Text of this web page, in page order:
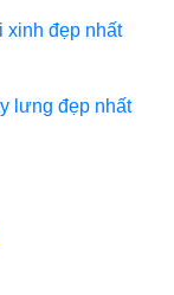
xinh đẹp nhất
lưng đẹp nhất